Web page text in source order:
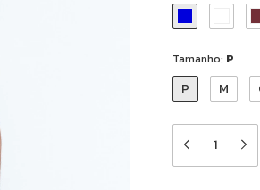
Tamanho: P
P M